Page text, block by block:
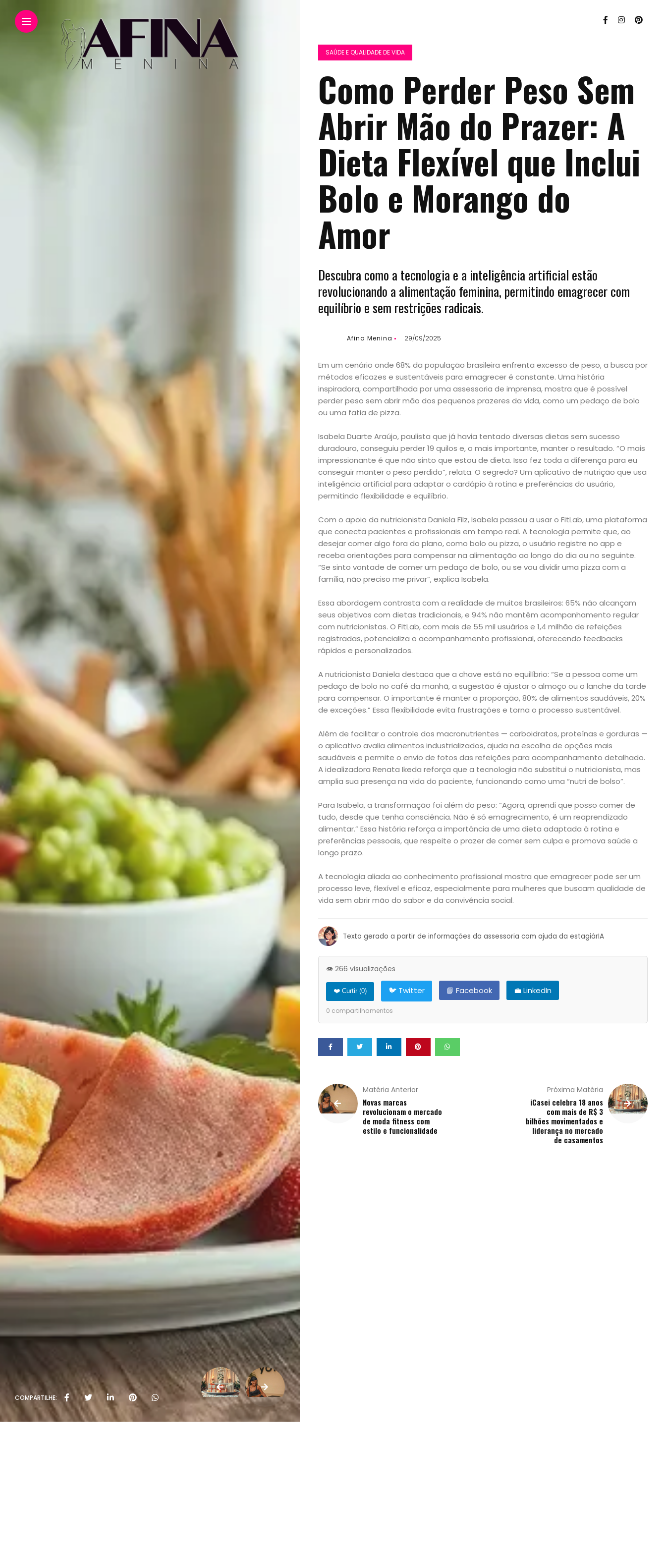
Início
Academia
Beleza
Bora
lá!
Casa
e
Decoração
Exclusiva
Homem
Mães
&
Filhos
Notícias
Opinião
Pets
Receitas
Saúde
e
Qualidade
de
Vida
Sexualidade
COMPARTILHE:
SAÚDE E QUALIDADE DE VIDA
Como Perder Peso Sem
Abrir Mão do Prazer: A
Dieta Flexível que Inclui
Bolo e Morango do
Amor
Descubra como a tecnologia e a inteligência artificial estão
revolucionando a alimentação feminina, permitindo emagrecer com
equilíbrio e sem restrições radicais.
Afina Menina 29/09/2025
Em um cenário onde 68% da população brasileira enfrenta excesso de peso, a busca por
métodos eficazes e sustentáveis para emagrecer é constante. Uma história
inspiradora, compartilhada por uma assessoria de imprensa, mostra que é possível
perder peso sem abrir mão dos pequenos prazeres da vida, como um pedaço de bolo
ou uma fatia de pizza.
Isabela Duarte Araújo, paulista que já havia tentado diversas dietas sem sucesso
duradouro, conseguiu perder 19 quilos e, o mais importante, manter o resultado. “O mais
impressionante é que não sinto que estou de dieta. Isso fez toda a diferença para eu
conseguir manter o peso perdido”, relata. O segredo? Um aplicativo de nutrição que usa
inteligência artificial para adaptar o cardápio à rotina e preferências do usuário,
permitindo flexibilidade e equilíbrio.
Com o apoio da nutricionista Daniela Filz, Isabela passou a usar o FitLab, uma plataforma
que conecta pacientes e profissionais em tempo real. A tecnologia permite que, ao
desejar comer algo fora do plano, como bolo ou pizza, o usuário registre no app e
receba orientações para compensar na alimentação ao longo do dia ou no seguinte.
“Se sinto vontade de comer um pedaço de bolo, ou se vou dividir uma pizza com a
família, não preciso me privar”, explica Isabela.
Essa abordagem contrasta com a realidade de muitos brasileiros: 65% não alcançam
seus objetivos com dietas tradicionais, e 94% não mantêm acompanhamento regular
com nutricionistas. O FitLab, com mais de 55 mil usuários e 1,4 milhão de refeições
registradas, potencializa o acompanhamento profissional, oferecendo feedbacks
rápidos e personalizados.
A nutricionista Daniela destaca que a chave está no equilíbrio: “Se a pessoa come um
pedaço de bolo no café da manhã, a sugestão é ajustar o almoço ou o lanche da tarde
para compensar. O importante é manter a proporção, 80% de alimentos saudáveis, 20%
de exceções.” Essa flexibilidade evita frustrações e torna o processo sustentável.
Além de facilitar o controle dos macronutrientes — carboidratos, proteínas e gorduras —
o aplicativo avalia alimentos industrializados, ajuda na escolha de opções mais
saudáveis e permite o envio de fotos das refeições para acompanhamento detalhado.
A idealizadora Renata Ikeda reforça que a tecnologia não substitui o nutricionista, mas
amplia sua presença na vida do paciente, funcionando como uma “nutri de bolso”.
Para Isabela, a transformação foi além do peso: “Agora, aprendi que posso comer de
tudo, desde que tenha consciência. Não é só emagrecimento, é um reaprendizado
alimentar.” Essa história reforça a importância de uma dieta adaptada à rotina e
preferências pessoais, que respeite o prazer de comer sem culpa e promova saúde a
longo prazo.
A tecnologia aliada ao conhecimento profissional mostra que emagrecer pode ser um
processo leve, flexível e eficaz, especialmente para mulheres que buscam qualidade de
vida sem abrir mão do sabor e da convivência social.
Texto gerado a partir de informações da assessoria com ajuda da estagiárIA
👁️ 266 visualizações
❤️ Curtir (0) 🐦 Twitter 📘 Facebook 💼 LinkedIn
0 compartilhamentos
Matéria Anterior
Novas marcas
revolucionam o mercado
de moda fitness com
estilo e funcionalidade
Próxima Matéria
iCasei celebra 18 anos
com mais de R$ 3
bilhões movimentados e
liderança no mercado
de casamentos